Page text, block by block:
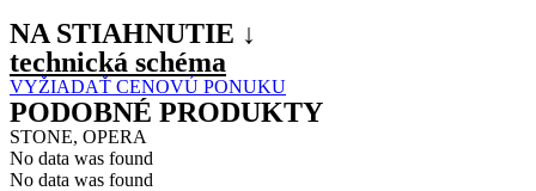
NA STIAHNUTIE ↓
technická schéma
VYŽIADAŤ CENOVÚ PONUKU
PODOBNÉ PRODUKTY
STONE, OPERA
No data was found
No data was found